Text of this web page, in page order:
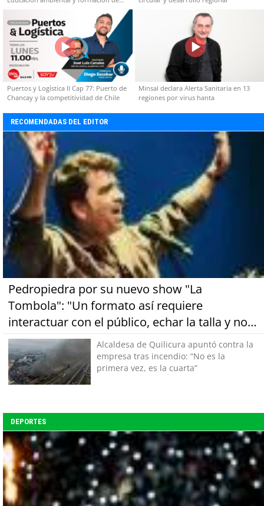
capacidades técnicas
Puertos y Logística II Cap 77: Puerto de
Chancay y la competitividad de Chile
Minsal declara Alerta Sanitaria en 13
regiones por virus hanta
RECOMENDADAS DEL EDITOR
Pedropiedra por su nuevo show "La
Tombola": "Un formato así requiere
interactuar con el público, echar la talla y no
tener miedo a equivocarse"Alcaldesa de Quilicura apuntó contra la
empresa tras incendio: “No es la
primera vez, es la cuarta”
DEPORTES